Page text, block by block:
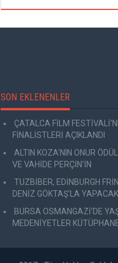
SON EKLENENLER
ÇATALCA FİLM
FİNALİSTLERİ AÇIKLANDI
ALTIN KOZA'NIN ONUR
VE VAHİDE PERÇİN'İN
TUZBİBER, EDİNBURGH
DENİZ GÖKTAŞ'LA YAPACAK
BURSA OSMANGAZİ'DE
MEDENİYETLER